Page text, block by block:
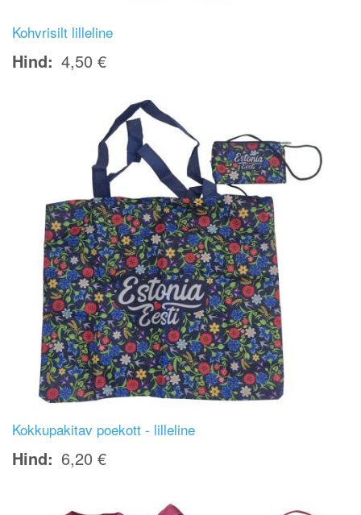
Kohvrisilt lilleline
Hind 4,50 €
Kokkupakitav poekott - lilleline
Hind 6,20 €